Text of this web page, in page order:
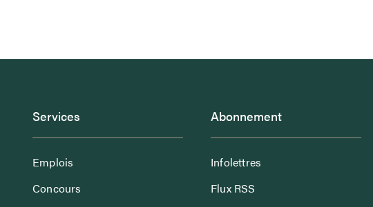
Services
Emplois
Concours
Abonnement
Infolettres
Flux RSS